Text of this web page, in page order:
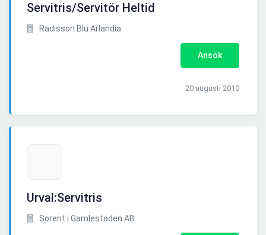
Servitris/Servitör Heltid
Radisson Blu Arlandia
Ansök
20 augusti 2010
Urval:Servitris
Sorent i Gamlestaden AB